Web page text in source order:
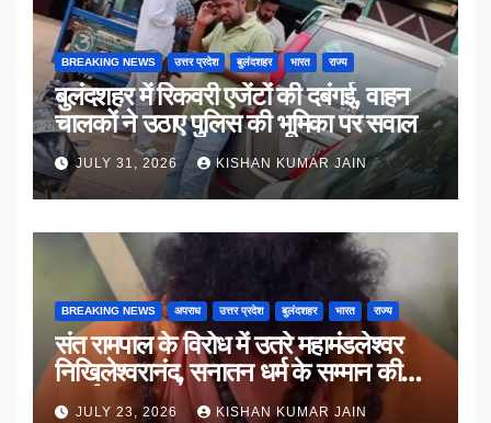
BREAKING NEWS उत्तर प्रदेश बुलंदशहर भारत राज्य
बुलंदशहर में रिकवरी एजेंटों की दबंगई, वाहन
चालकों ने उठाए पुलिस की भूमिका पर सवाल
JULY 31, 2026 KISHAN KUMAR JAIN
BREAKING NEWS अपराध उत्तर प्रदेश बुलंदशहर भारत राज्य
संत रामपाल के विरोध में उतरे महामंडलेश्वर
निखिलेश्वरानंद, सनातन धर्म के सम्मान की
उठाई मांग
JULY 23, 2026 KISHAN KUMAR JAIN